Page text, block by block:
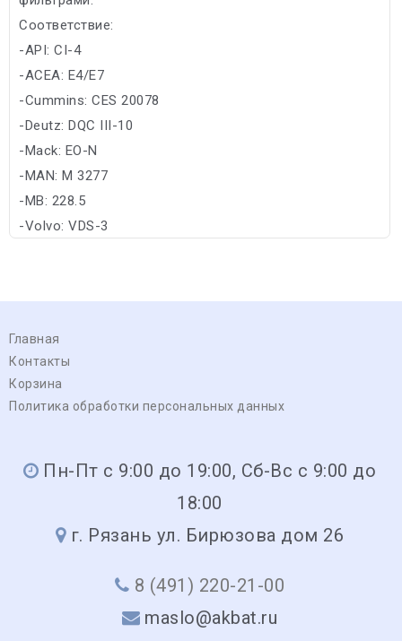
Соответствие:
-API: CI-4
-ACEA: E4/E7
-Cummins: CES 20078
-Deutz: DQC III-10
-Mack: EO-N
-MAN: M 3277
-MB: 228.5
-Volvo: VDS-3
Главная
Контакты
Корзина
Политика обработки персональных данных
Пн-Пт с 9:00 до 19:00, Сб-Вс с 9:00 до
18:00
г. Рязань ул. Бирюзова дом 26
8 (491) 220-21-00
maslo@akbat.ru